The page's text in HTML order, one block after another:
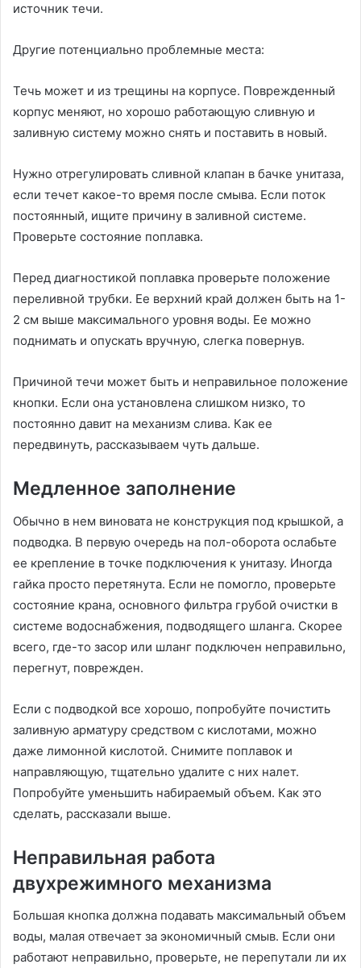
источник течи.
Другие потенциально проблемные места:
Течь может и из трещины на корпусе. Поврежденный
корпус меняют, но хорошо работающую сливную и
заливную систему можно снять и поставить в новый.
Нужно отрегулировать сливной клапан в бачке унитаза,
если течет какое-то время после смыва. Если поток
постоянный, ищите причину в заливной системе.
Проверьте состояние поплавка.
Перед диагностикой поплавка проверьте положение
переливной трубки. Ее верхний край должен быть на 1-
2 см выше максимального уровня воды. Ее можно
поднимать и опускать вручную, слегка повернув.
Причиной течи может быть и неправильное положение
кнопки. Если она установлена слишком низко, то
постоянно давит на механизм слива. Как ее
передвинуть, рассказываем чуть дальше.
Медленное заполнение
Обычно в нем виновата не конструкция под крышкой, а
подводка. В первую очередь на пол-оборота ослабьте
ее крепление в точке подключения к унитазу. Иногда
гайка просто перетянута. Если не помогло, проверьте
состояние крана, основного фильтра грубой очистки в
системе водоснабжения, подводящего шланга. Скорее
всего, где-то засор или шланг подключен неправильно,
перегнут, поврежден.
Если с подводкой все хорошо, попробуйте почистить
заливную арматуру средством с кислотами, можно
даже лимонной кислотой. Снимите поплавок и
направляющую, тщательно удалите с них налет.
Попробуйте уменьшить набираемый объем. Как это
сделать, рассказали выше.
Неправильная работа
двухрежимного механизма
Большая кнопка должна подавать максимальный объем
воды, малая отвечает за экономичный смыв. Если они
работают неправильно, проверьте, не перепутали ли их